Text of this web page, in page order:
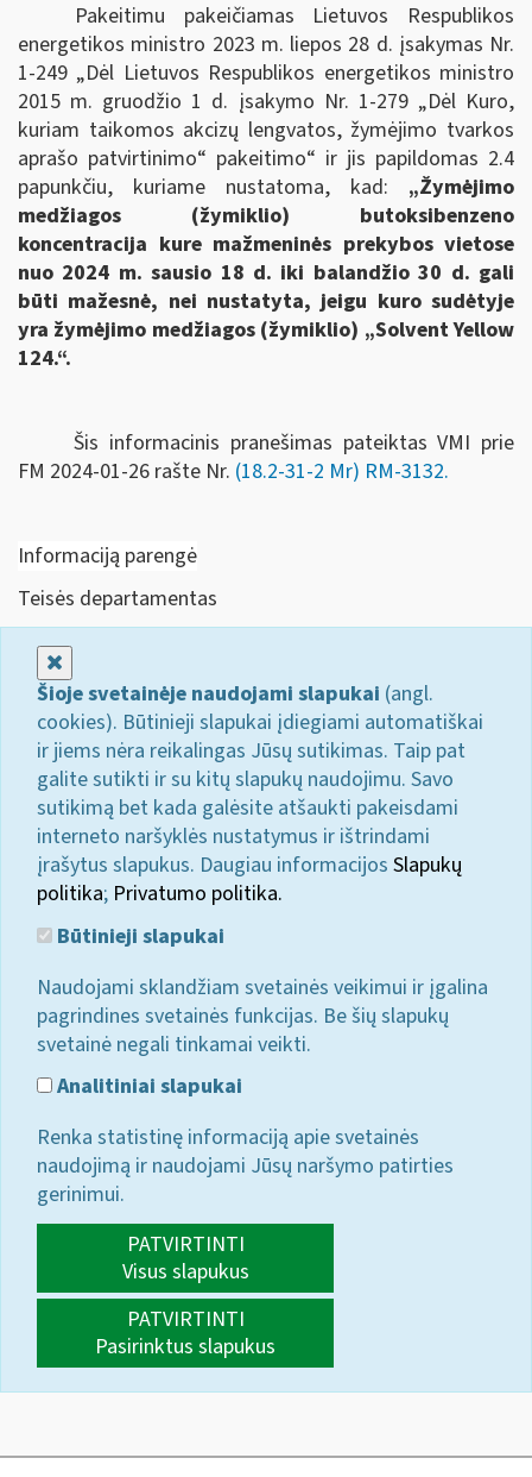
Pakeitimu pakeičiamas Lietuvos Respublikos
energetikos ministro 2023 m. liepos 28 d. įsakymas Nr.
1-249 „Dėl Lietuvos Respublikos energetikos ministro
2015 m. gruodžio 1 d. įsakymo Nr. 1-279 „Dėl Kuro,
kuriam taikomos akcizų lengvatos, žymėjimo tvarkos
aprašo patvirtinimo“ pakeitimo“ ir jis papildomas 2.4
papunkčiu, kuriame nustatoma, kad: „Žymėjimo
medžiagos (žymiklio) butoksibenzeno
koncentracija kure mažmeninės prekybos vietose
nuo 2024 m. sausio 18 d. iki balandžio 30 d. gali
būti mažesnė, nei nustatyta, jeigu kuro sudėtyje
yra žymėjimo medžiagos (žymiklio) „Solvent Yellow
124.“.
Šis informacinis pranešimas pateiktas VMI prie
FM 2024-01-26 rašte Nr. (18.2-31-2 Mr) RM-3132.
Informaciją parengė
Teisės departamentas
Šioje svetainėje naudojami slapukai (angl.
cookies). Būtinieji slapukai įdiegiami automatiškai
ir jiems nėra reikalingas Jūsų sutikimas. Taip pat
galite sutikti ir su kitų slapukų naudojimu. Savo
sutikimą bet kada galėsite atšaukti pakeisdami
interneto naršyklės nustatymus ir ištrindami
įrašytus slapukus. Daugiau informacijos Slapukų
politika; Privatumo politika.
Būtinieji slapukai
Naudojami sklandžiam svetainės veikimui ir įgalina
pagrindines svetainės funkcijas. Be šių slapukų
svetainė negali tinkamai veikti.
Analitiniai slapukai
Renka statistinę informaciją apie svetainės
naudojimą ir naudojami Jūsų naršymo patirties
gerinimui.
PATVIRTINTI
Visus slapukus
PATVIRTINTI
Pasirinktus slapukus